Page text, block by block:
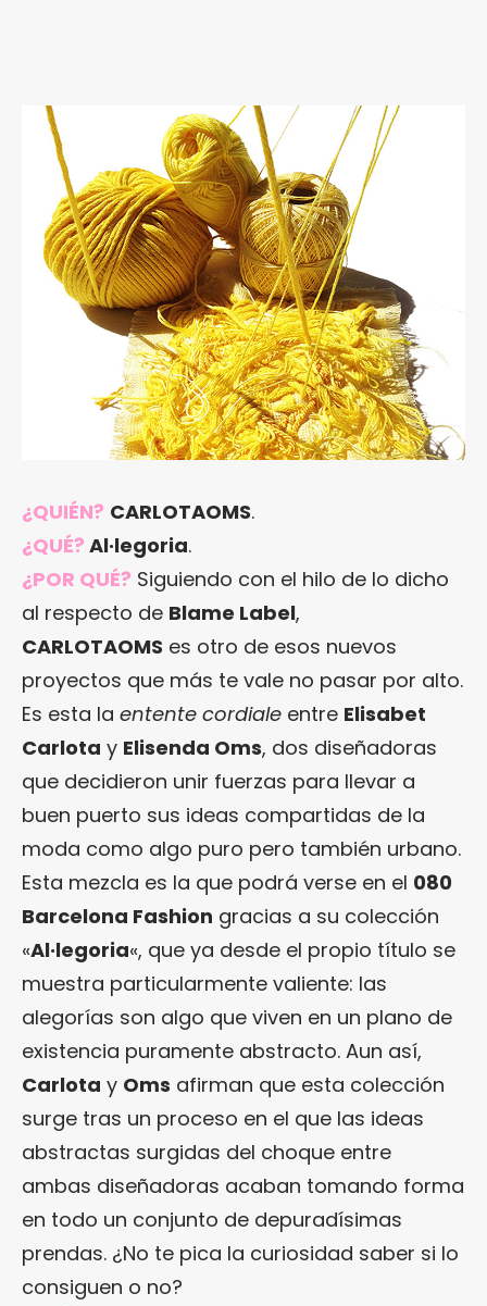
¿QUIÉN? CARLOTAOMS.
¿QUÉ? Al·legoria.
¿POR QUÉ? Siguiendo con el hilo de lo dicho
al respecto de Blame Label,
CARLOTAOMS es otro de esos nuevos
proyectos que más te vale no pasar por alto.
Es esta la entente cordiale entre Elisabet
Carlota y Elisenda Oms, dos diseñadoras
que decidieron unir fuerzas para llevar a
buen puerto sus ideas compartidas de la
moda como algo puro pero también urbano.
Esta mezcla es la que podrá verse en el 080
Barcelona Fashion gracias a su colección
«Al·legoria«, que ya desde el propio título se
muestra particularmente valiente: las
alegorías son algo que viven en un plano de
existencia puramente abstracto. Aun así,
Carlota y Oms afirman que esta colección
surge tras un proceso en el que las ideas
abstractas surgidas del choque entre
ambas diseñadoras acaban tomando forma
en todo un conjunto de depuradísimas
prendas. ¿No te pica la curiosidad saber si lo
consiguen o no?